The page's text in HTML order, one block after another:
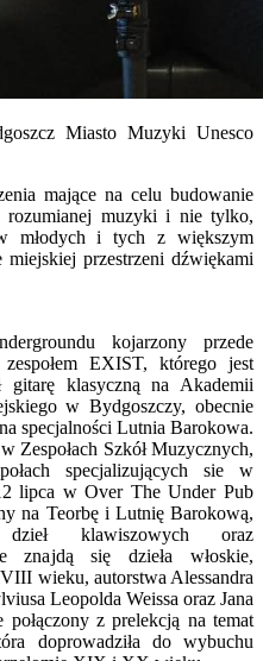
Miasto Muzyki Unesco
mające na celu budowanie
rozumianej muzyki i nie tylko,
młodych i tych z większym
miejskiej przestrzeni dźwiękami
kojarzony przede
EXIST, którego jest
gitarę klasyczną na Akademii
w Bydgoszczy, obecnie
specjalności Lutnia Barokowa.
Zespołach Szkół Muzycznych,
specjalizujących sie w
lipca w Over The Under Pub
na Teorbę i Lutnię Barokową,
klawiszowych oraz
znajdą się dzieła włoskie,
wieku, autorstwa Alessandra
Leopolda Weissa oraz Jana
połączony z prelekcją na temat
doprowadziła do wybuchu